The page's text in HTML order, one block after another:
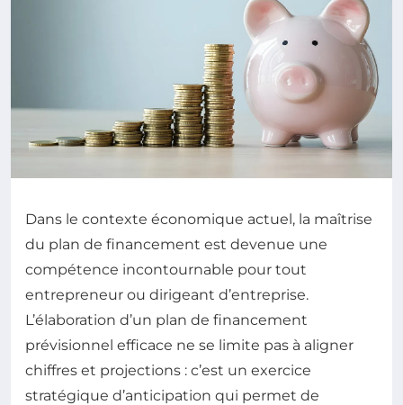
Dans le contexte économique actuel, la maîtrise
du plan de financement est devenue une
compétence incontournable pour tout
entrepreneur ou dirigeant d’entreprise.
L’élaboration d’un plan de financement
prévisionnel efficace ne se limite pas à aligner
chiffres et projections : c’est un exercice
stratégique d’anticipation qui permet de